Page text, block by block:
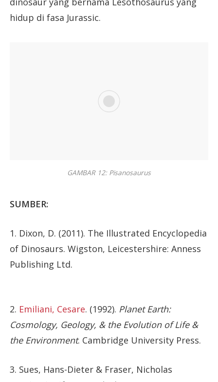
hidup di fasa Jurassic.
GAMBAR 12: Pisanosaurus
SUMBER:
1. Dixon, D. (2011). The Illustrated Encyclopedia
of Dinosaurs. Wigston, Leicestershire: Anness
Publishing Ltd.
2. Emiliani, Cesare. (1992). Planet Earth:
Cosmology, Geology, & the Evolution of Life &
the Environment. Cambridge University Press.
3. Sues, Hans-Dieter & Fraser, Nicholas